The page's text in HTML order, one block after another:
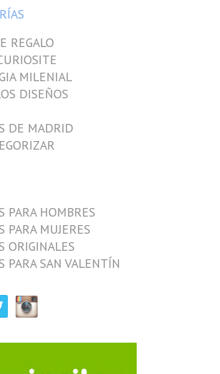
REGALO
MILENIAL
DISEÑOS
DE MADRID
PARA HOMBRES
PARA MUJERES
ORIGINALES
PARA SAN VALENTÍN